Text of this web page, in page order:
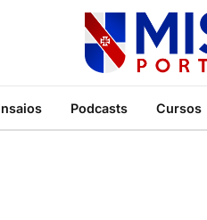
Podcasts Cursos